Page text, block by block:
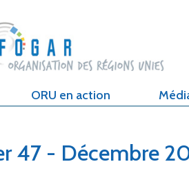
ORU en action
47 - Décembre